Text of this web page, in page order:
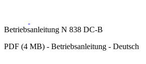
Betriebsanleitung N 838 DC-B
PDF (4 MB) - Betriebsanleitung - Deutsch